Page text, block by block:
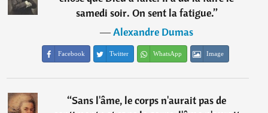
samedi soir. On sent la fatigue.”
―Alexandre Dumas
Facebook Twitter WhatsApp Image
“Sans l'âme, le corps n'aurait pas de